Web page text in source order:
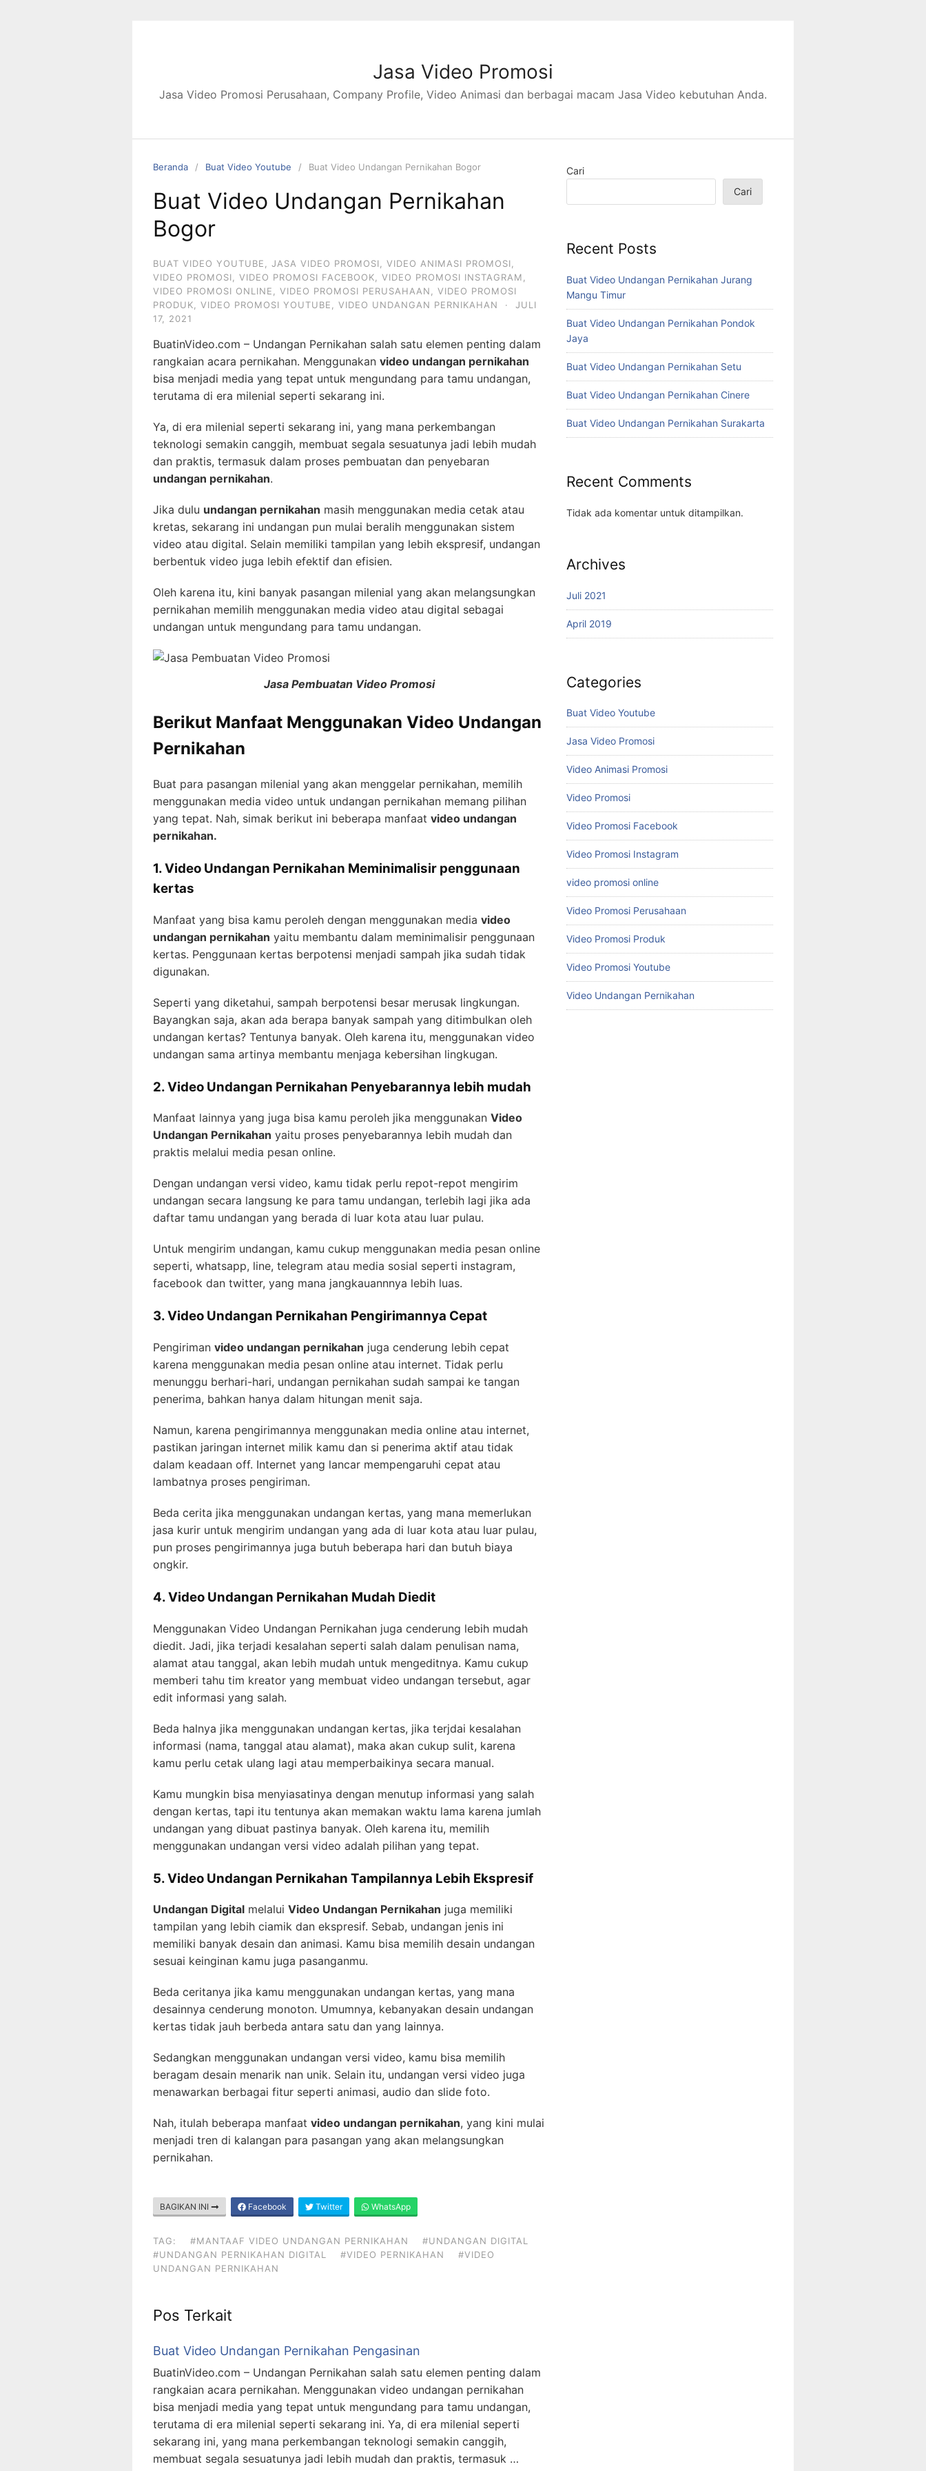
Jasa Video Promosi
Jasa Video Promosi Perusahaan, Company Profile, Video Animasi dan berbagai macam Jasa Video kebutuhan Anda.
Beranda Buat Video Youtube Buat Video Undangan Pernikahan Bogor
Buat Video Undangan Pernikahan
Bogor
BUAT VIDEO YOUTUBE JASA VIDEO PROMOSI VIDEO ANIMASI PROMOSI
VIDEO PROMOSI
VIDEO PROMOSI FACEBOOK VIDEO PROMOSI INSTAGRAM
VIDEO PROMOSI ONLINE
VIDEO PROMOSI PERUSAHAAN
VIDEO PROMOSI
PRODUK
VIDEO PROMOSI YOUTUBE VIDEO UNDANGAN PERNIKAHAN ·
JULI
17, 2021
BuatinVideo.com – Undangan Pernikahan salah satu elemen penting dalam
rangkaian acara pernikahan. Menggunakan video undangan pernikahan
bisa menjadi media yang tepat untuk mengundang para tamu undangan,
terutama di era milenial seperti sekarang ini.
Ya, di era milenial seperti sekarang ini, yang mana perkembangan
teknologi semakin canggih, membuat segala sesuatunya jadi lebih mudah
dan praktis, termasuk dalam proses pembuatan dan penyebaran
undangan pernikahan.
Jika dulu undangan pernikahan masih menggunakan media cetak atau
kretas, sekarang ini undangan pun mulai beralih menggunakan sistem
video atau digital. Selain memiliki tampilan yang lebih ekspresif, undangan
berbentuk video juga lebih efektif dan efisien.
Oleh karena itu, kini banyak pasangan milenial yang akan melangsungkan
pernikahan memilih menggunakan media video atau digital sebagai
undangan untuk mengundang para tamu undangan.
Jasa Pembuatan Video Promosi
Berikut Manfaat Menggunakan Video Undangan
Pernikahan
Buat para pasangan milenial yang akan menggelar pernikahan, memilih
menggunakan media video untuk undangan pernikahan memang pilihan
yang tepat. Nah, simak berikut ini beberapa manfaat video undangan
pernikahan.
1. Video Undangan Pernikahan Meminimalisir penggunaan
kertas
Manfaat yang bisa kamu peroleh dengan menggunakan media video
undangan pernikahan yaitu membantu dalam meminimalisir penggunaan
kertas. Penggunaan kertas berpotensi menjadi sampah jika sudah tidak
digunakan.
Seperti yang diketahui, sampah berpotensi besar merusak lingkungan.
Bayangkan saja, akan ada berapa banyak sampah yang ditimbulkan oleh
undangan kertas? Tentunya banyak. Oleh karena itu, menggunakan video
undangan sama artinya membantu menjaga kebersihan lingkugan.
2. Video Undangan Pernikahan Penyebarannya lebih mudah
Manfaat lainnya yang juga bisa kamu peroleh jika menggunakan Video
Undangan Pernikahan yaitu proses penyebarannya lebih mudah dan
praktis melalui media pesan online.
Dengan undangan versi video, kamu tidak perlu repot-repot mengirim
undangan secara langsung ke para tamu undangan, terlebih lagi jika ada
daftar tamu undangan yang berada di luar kota atau luar pulau.
Untuk mengirim undangan, kamu cukup menggunakan media pesan online
seperti, whatsapp, line, telegram atau media sosial seperti instagram,
facebook dan twitter, yang mana jangkauannnya lebih luas.
3. Video Undangan Pernikahan Pengirimannya Cepat
Pengiriman video undangan pernikahan juga cenderung lebih cepat
karena menggunakan media pesan online atau internet. Tidak perlu
menunggu berhari-hari, undangan pernikahan sudah sampai ke tangan
penerima, bahkan hanya dalam hitungan menit saja.
Namun, karena pengirimannya menggunakan media online atau internet,
pastikan jaringan internet milik kamu dan si penerima aktif atau tidak
dalam keadaan off. Internet yang lancar mempengaruhi cepat atau
lambatnya proses pengiriman.
Beda cerita jika menggunakan undangan kertas, yang mana memerlukan
jasa kurir untuk mengirim undangan yang ada di luar kota atau luar pulau,
pun proses pengirimannya juga butuh beberapa hari dan butuh biaya
ongkir.
4. Video Undangan Pernikahan Mudah Diedit
Menggunakan Video Undangan Pernikahan juga cenderung lebih mudah
diedit. Jadi, jika terjadi kesalahan seperti salah dalam penulisan nama,
alamat atau tanggal, akan lebih mudah untuk mengeditnya. Kamu cukup
memberi tahu tim kreator yang membuat video undangan tersebut, agar
edit informasi yang salah.
Beda halnya jika menggunakan undangan kertas, jika terjdai kesalahan
informasi (nama, tanggal atau alamat), maka akan cukup sulit, karena
kamu perlu cetak ulang lagi atau memperbaikinya secara manual.
Kamu mungkin bisa menyiasatinya dengan menutup informasi yang salah
dengan kertas, tapi itu tentunya akan memakan waktu lama karena jumlah
undangan yang dibuat pastinya banyak. Oleh karena itu, memilih
menggunakan undangan versi video adalah pilihan yang tepat.
5. Video Undangan Pernikahan Tampilannya Lebih Ekspresif
Undangan Digital melalui Video Undangan Pernikahan juga memiliki
tampilan yang lebih ciamik dan ekspresif. Sebab, undangan jenis ini
memiliki banyak desain dan animasi. Kamu bisa memilih desain undangan
sesuai keinginan kamu juga pasanganmu.
Beda ceritanya jika kamu menggunakan undangan kertas, yang mana
desainnya cenderung monoton. Umumnya, kebanyakan desain undangan
kertas tidak jauh berbeda antara satu dan yang lainnya.
Sedangkan menggunakan undangan versi video, kamu bisa memilih
beragam desain menarik nan unik. Selain itu, undangan versi video juga
menawarkan berbagai fitur seperti animasi, audio dan slide foto.
Nah, itulah beberapa manfaat video undangan pernikahan, yang kini mulai
menjadi tren di kalangan para pasangan yang akan melangsungkan
pernikahan.
BAGIKAN INI Facebook Twitter WhatsApp
TAG: #MANTAAF VIDEO UNDANGAN PERNIKAHAN
#UNDANGAN DIGITAL
#UNDANGAN PERNIKAHAN DIGITAL
#VIDEO PERNIKAHAN
#VIDEO
UNDANGAN PERNIKAHAN
Pos Terkait
Buat Video Undangan Pernikahan Pengasinan
BuatinVideo.com – Undangan Pernikahan salah satu elemen penting dalam
rangkaian acara pernikahan. Menggunakan video undangan pernikahan
bisa menjadi media yang tepat untuk mengundang para tamu undangan,
terutama di era milenial seperti sekarang ini. Ya, di era milenial seperti
sekarang ini, yang mana perkembangan teknologi semakin canggih,
membuat segala sesuatunya jadi lebih mudah dan praktis, termasuk …
Cari
Cari
Recent Posts
Buat Video Undangan Pernikahan Jurang
Mangu Timur
Buat Video Undangan Pernikahan Pondok
Jaya
Buat Video Undangan Pernikahan Setu
Buat Video Undangan Pernikahan Cinere
Buat Video Undangan Pernikahan Surakarta
Recent Comments
Tidak ada komentar untuk ditampilkan.
Archives
Juli 2021
April 2019
Categories
Buat Video Youtube
Jasa Video Promosi
Video Animasi Promosi
Video Promosi
Video Promosi Facebook
Video Promosi Instagram
video promosi online
Video Promosi Perusahaan
Video Promosi Produk
Video Promosi Youtube
Video Undangan Pernikahan